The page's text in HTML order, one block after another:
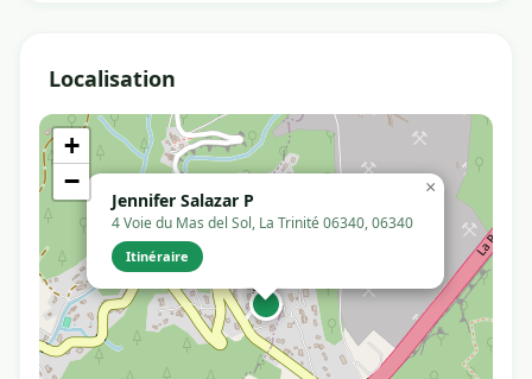
Localisation
Jennifer Salazar P
4 Voie du Mas del Sol, La Trinité 06340, 06340
Itinéraire
×
+
−